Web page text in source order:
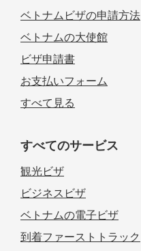
ベトナムビザの申請方法
ベトナムの大使館
ビザ申請書
お支払いフォーム
すべて見る
すべてのサービス
観光ビザ
ビジネスビザ
ベトナムの電子ビザ
到着ファーストトラック